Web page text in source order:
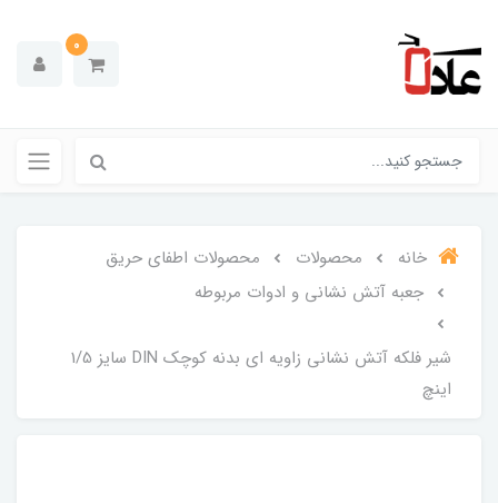
0
خانه محصولات
محصولات اطفای حریق
جعبه آتش نشانی و ادوات مربوطه
شیر فلکه آتش نشانی زاویه ای بدنه کوچک DIN سایز 1/5
اینچ